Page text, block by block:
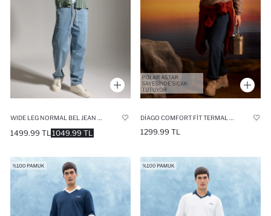
1049.99 TL
1499.99 TL 1299.99 TL